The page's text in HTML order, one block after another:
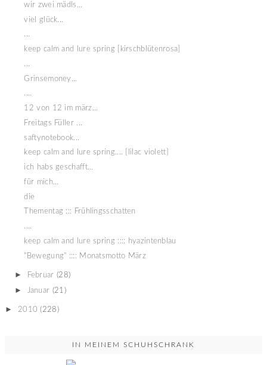
wir zwei mädls...
viel glück...
...
keep calm and lure spring [kirschblütenrosa]
...
Grinsemoney...
....
12 von 12 im märz...
Freitags Füller ...
saftynotebook...
keep calm and lure spring.... {lilac violett}
ich habs geschafft...
für mich...
die
Thementag ::: Frühlingsschatten
....
keep calm and lure spring :::: hyazintenblau
"Bewegung" :::: Monatsmotto März
► Februar (28)
► Januar (21)
► 2010 (228)
IN MEINEM SCHUHSCHRANK